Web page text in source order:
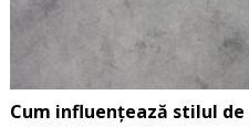
Cum influențează stilul